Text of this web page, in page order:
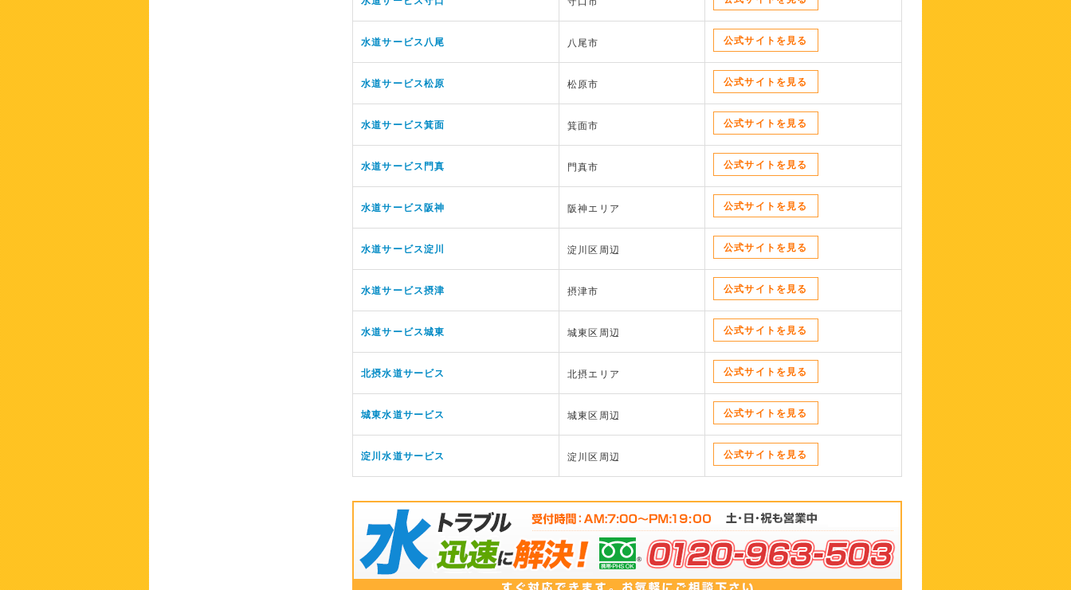
水道サービス八尾 八尾市 公式サイトを見る
水道サービス松原 松原市 公式サイトを見る
水道サービス箕面 箕面市 公式サイトを見る
水道サービス門真 門真市 公式サイトを見る
水道サービス阪神 阪神エリア 公式サイトを見る
水道サービス淀川 淀川区周辺 公式サイトを見る
水道サービス摂津 摂津市 公式サイトを見る
水道サービス城東 城東区周辺 公式サイトを見る
北摂水道サービス 北摂エリア 公式サイトを見る
城東水道サービス 城東区周辺 公式サイトを見る
淀川水道サービス 淀川区周辺 公式サイトを見る